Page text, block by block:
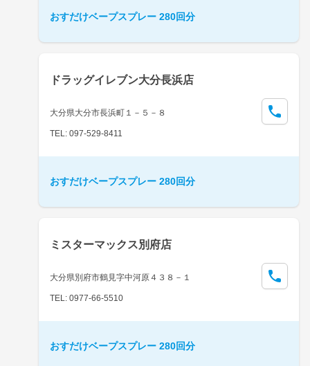
おすだけベープスプレー 280回分
ドラッグイレブン大分長浜店
大分県大分市長浜町１－５－８
TEL: 097-529-8411
おすだけベープスプレー 280回分
ミスターマックス別府店
大分県別府市鶴見字中河原４３８－１
TEL: 0977-66-5510
おすだけベープスプレー 280回分